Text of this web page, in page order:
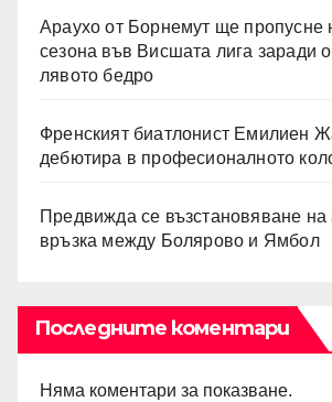
Араухо от Борнемут ще пропусне
сезона във Висшата лига заради
лявото бедро
Френският биатлонист Емилиен
дебютира в професионалното
Предвижда се възстановяване на
връзка между Болярово и Ямбол
Последните коментари
Няма коментари за показване.